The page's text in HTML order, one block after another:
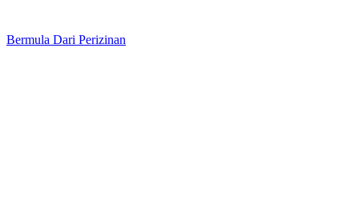
Bermula Dari Perizinan